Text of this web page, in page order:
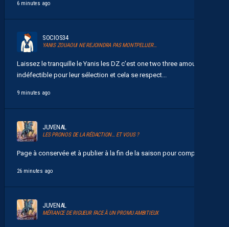
6 minutes ago
SOCIOS34
YANIS ZOUAOUI NE REJOINDRA PAS MONTPELLIER…
Laissez le tranquille le Yanis les DZ c’est one two three amour
indéfectible pour leur sélection et cela se respect...
9 minutes ago
JUVENAL
LES PRONOS DE LA RÉDACTION… ET VOUS ?
Page à conservée et à publier à la fin de la saison pour comparer...
26 minutes ago
JUVENAL
MÉFIANCE DE RIGUEUR FACE À UN PROMU AMBITIEUX